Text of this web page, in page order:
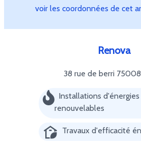
voir les coordonnées de cet
Renova
38 rue de berri 75008
Installations d'énergies
renouvelables
Travaux d'efficacité